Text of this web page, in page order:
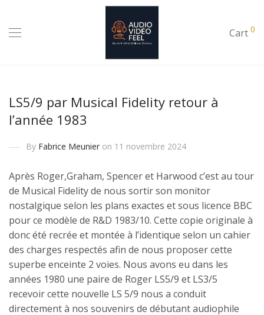
Cart 0
LS5/9 par Musical Fidelity retour à
l’année 1983
By Fabrice Meunier on 11 novembre 2024
Après Roger,Graham, Spencer et Harwood c’est au tour
de Musical Fidelity de nous sortir son monitor
nostalgique selon les plans exactes et sous licence BBC
pour ce modèle de R&D 1983/10. Cette copie originale à
donc été recrée et montée à l’identique selon un cahier
des charges respectés afin de nous proposer cette
superbe enceinte 2 voies. Nous avons eu dans les
années 1980 une paire de Roger LS5/9 et LS3/5
recevoir cette nouvelle LS 5/9 nous a conduit
directement à nos souvenirs de débutant audiophile